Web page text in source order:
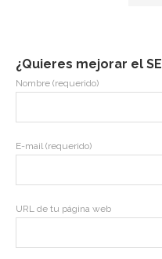
¿Quieres mejorar el
Nombre (requerido)
E-mail (requerido)
URL de tu página web